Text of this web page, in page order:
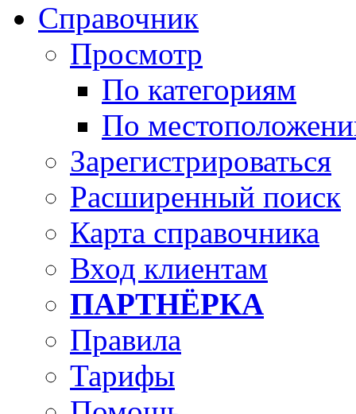
Справочник
Просмотр
По категориям
По
Зарегистрироваться
Расширенный поиск
Карта справочника
Вход клиентам
ПАРТНЁРКА
Правила
Тарифы